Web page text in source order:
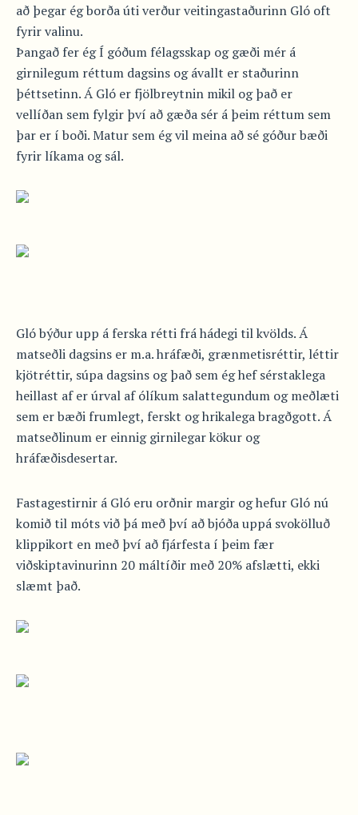
að þegar ég borða úti verður veitingastaðurinn Gló oft
fyrir valinu.
Þangað fer ég Í góðum félagsskap og gæði mér á
girnilegum réttum dagsins og ávallt er staðurinn
þéttsetinn. Á Gló er fjölbreytnin mikil og það er
vellíðan sem fylgir því að gæða sér á þeim réttum sem
þar er í boði. Matur sem ég vil meina að sé góður bæði
fyrir líkama og sál.
Gló býður upp á ferska rétti frá hádegi til kvölds. Á
matseðli dagsins er m.a. hráfæði, grænmetisréttir, léttir
kjötréttir, súpa dagsins og það sem ég hef sérstaklega
heillast af er úrval af ólíkum salattegundum og meðlæti
sem er bæði frumlegt, ferskt og hrikalega bragðgott. Á
matseðlinum er einnig girnilegar kökur og
hráfæðisdesertar.
Fastagestirnir á Gló eru orðnir margir og hefur Gló nú
komið til móts við þá með því að bjóða uppá svokölluð
klippikort en með því að fjárfesta í þeim fær
viðskiptavinurinn 20 máltíðir með 20% afslætti, ekki
slæmt það.